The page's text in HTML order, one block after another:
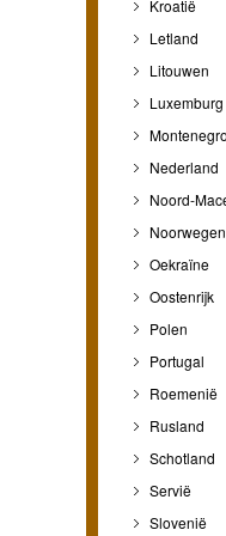
Kroatië
Letland
Litouwen
Luxemburg
Montenegro
Nederland
Noord-
Noorwegen
Oekraïne
Oostenrijk
Polen
Portugal
Roemenië
Rusland
Schotland
Servië
Slovenië